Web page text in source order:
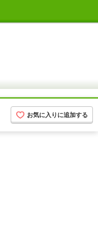
お気に入りに追加する